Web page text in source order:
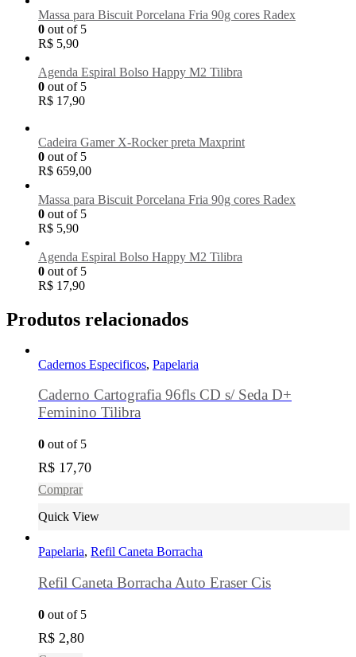
Massa para Biscuit Porcelana Fria 90g cores Radex
0 out of 5
R$ 5,90
Agenda Espiral Bolso Happy M2 Tilibra
0 out of 5
R$ 17,90
Cadeira Gamer X-Rocker preta Maxprint
0 out of 5
R$ 659,00
Massa para Biscuit Porcelana Fria 90g cores Radex
0 out of 5
R$ 5,90
Agenda Espiral Bolso Happy M2 Tilibra
0 out of 5
R$ 17,90
Produtos relacionados
Cadernos Especificos, Papelaria
Caderno Cartografia 96fls CD s/ Seda D+
Feminino Tilibra
0 out of 5
R$ 17,70
Comprar
Quick View
Papelaria, Refil Caneta Borracha
Refil Caneta Borracha Auto Eraser Cis
0 out of 5
R$ 2,80